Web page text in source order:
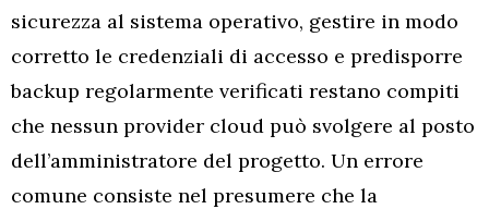
sicurezza al sistema operativo, gestire in modo
corretto le credenziali di accesso e predisporre
backup regolarmente verificati restano compiti
che nessun provider cloud può svolgere al posto
dell’amministratore del progetto. Un errore
comune consiste nel presumere che la